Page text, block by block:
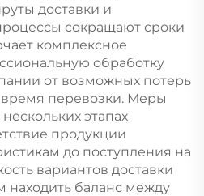
доставки и
сокращают сроки
комплексное
обработку
от возможных потерь
перевозки. Меры
этапах
продукции
до поступления на
вариантов доставки
находить баланс между